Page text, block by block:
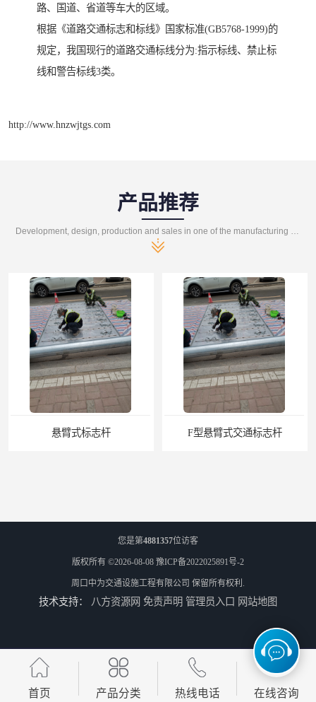
路、国道、省道等车大的区域。
根据《道路交通标志和标线》国家标准(GB5768-1999)的
规定，我国现行的道路交通标线分为:指示标线、禁止标
线和警告标线3类。
http://www.hnzwjtgs.com
产品推荐
F型悬臂式交通标志杆 道路交通标志牌
您是第4881357位访客
版权所有 ©2026-08-08 豫ICP备2022025891号-2
周口中为交通设施工程有限公司 保留所有权利.
技术支持： 八方资源网 免责声明 管理员入口 网站地图
首页 产品分类 热线电话 在线咨询